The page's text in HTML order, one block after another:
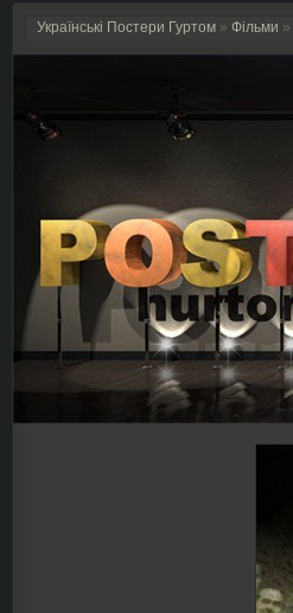
Українські Постери Гуртом » Фільми »